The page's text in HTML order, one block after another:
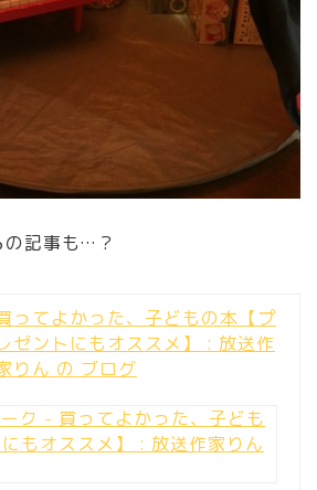
記事も…？
ってよかった、子どもの本【プ
ゼントにもオススメ】 : 放送作
りん の ブログ